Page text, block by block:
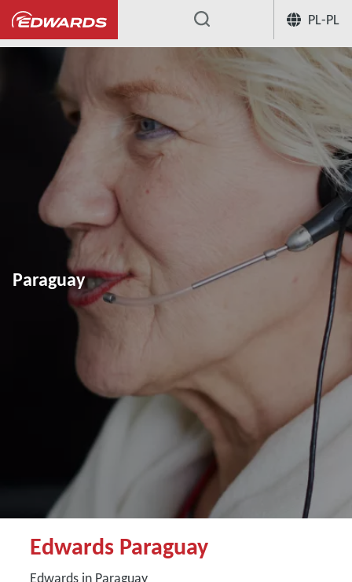
PL-PL
...
Paraguay
Edwards Paraguay
Edwards in Paraguay